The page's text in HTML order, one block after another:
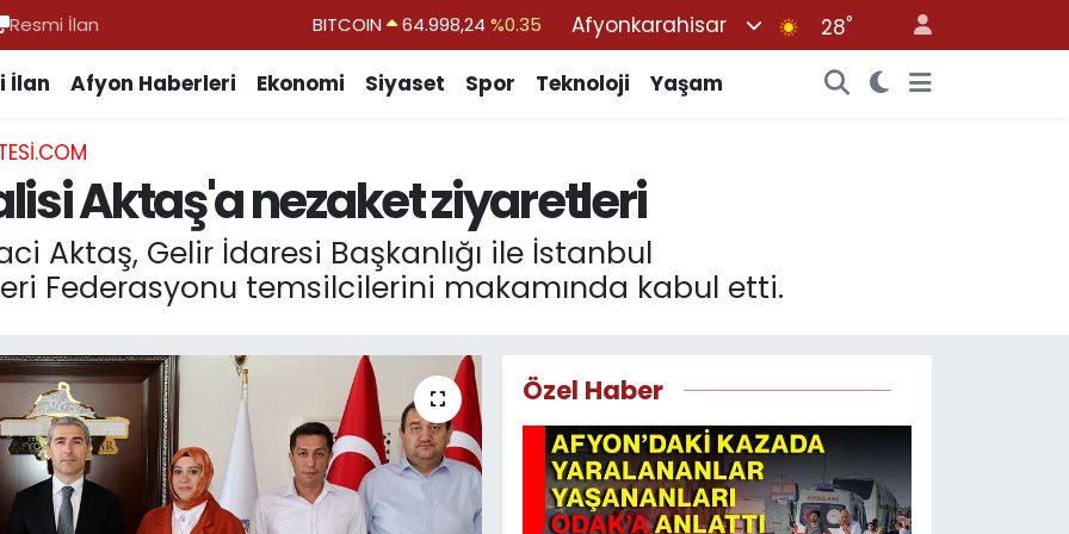
Resmi İlan DOLAR 47,7436%0.18
BİST100
13.779%-14
BITCOIN
64.998,24 %0.35
Afyonkarahisar 28°
İlan Afyon Haberleri Ekonomi Siyaset Spor Teknoloji Yaşam
Aktaş'a nezaket ziyaretleri
Aktaş, Gelir İdaresi Başkanlığı ile İstanbul
Federasyonu temsilcilerini makamında kabul etti.
Özel Haber